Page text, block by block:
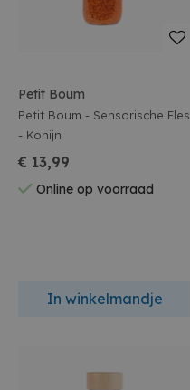
Petit Boum
Petit Boum - Sensorische Fles
- Konijn
€ 13,99
Online op voorraad
In winkelmandje